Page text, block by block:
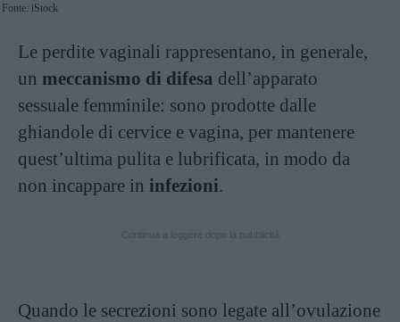
Fonte: iStock
Le perdite vaginali rappresentano, in generale,
un meccanismo di difesa dell’apparato
sessuale femminile: sono prodotte dalle
ghiandole di cervice e vagina, per mantenere
quest’ultima pulita e lubrificata, in modo da
non incappare in infezioni.
Quando le secrezioni sono legate all’ovulazione